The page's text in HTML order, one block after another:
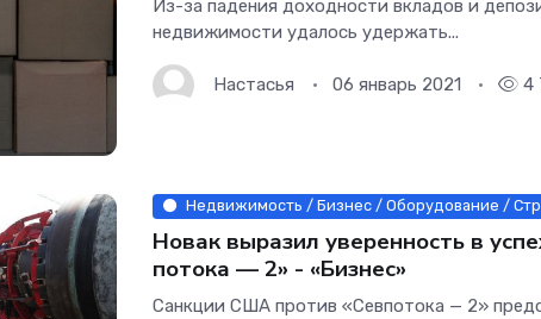
Из-за падения доходности вкладов и
недвижимости удалось удержать...
Настасья 06 январь 2021 4
Недвижимость / Бизнес / Оборудование /
Новак выразил уверенность в
потока — 2» - «Бизнес»
Санкции США против «Севпотока — 2»